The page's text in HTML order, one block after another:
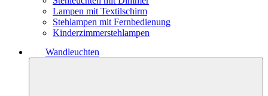
Lampen mit Textilschirm
Stehlampen mit Fernbedienung
Kinderzimmerstehlampen
Wandleuchten